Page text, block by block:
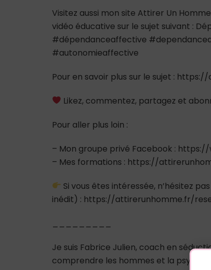
Visitez aussi mon site Attirer Un
vidéo éducative sur le sujet suivant :
#dépendanceaffective
#autonomieaffective
Pour en savoir plus sur le sujet :
Likez, commentez, partagez et
Pour aller plus loin :
– Mon groupe privé Facebook :
– Mes formations : https://
Si vous êtes intéressée, n’hésitez
inédit) : https://attirerunhomme.fr/
Je suis Fabrice Julien, coach en
comprendre les hommes et la